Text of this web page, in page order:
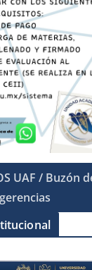
UAF / Buzón